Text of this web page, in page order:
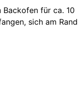
Backofen für ca. 10
sich am Rand